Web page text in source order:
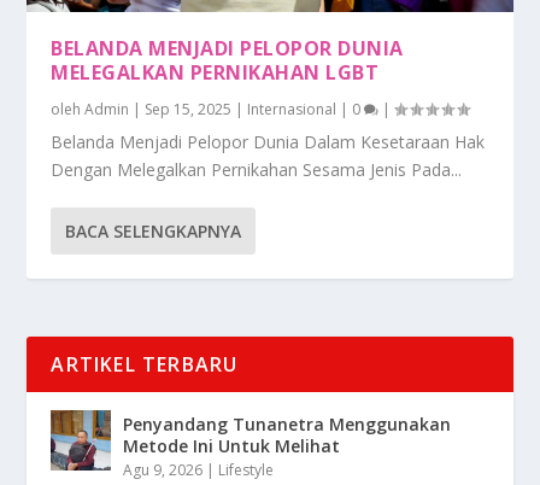
BELANDA MENJADI PELOPOR DUNIA
MELEGALKAN PERNIKAHAN LGBT
olehAdmin | Sep 15, 2025 | Internasional | 0 |
Belanda Menjadi Pelopor Dunia Dalam Kesetaraan Hak
Dengan Melegalkan Pernikahan Sesama Jenis Pada...
BACA SELENGKAPNYA
ARTIKEL TERBARU
Penyandang Tunanetra Menggunakan
Metode Ini Untuk Melihat
Agu 9, 2026 | Lifestyle